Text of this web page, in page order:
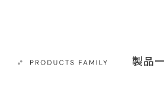
製品